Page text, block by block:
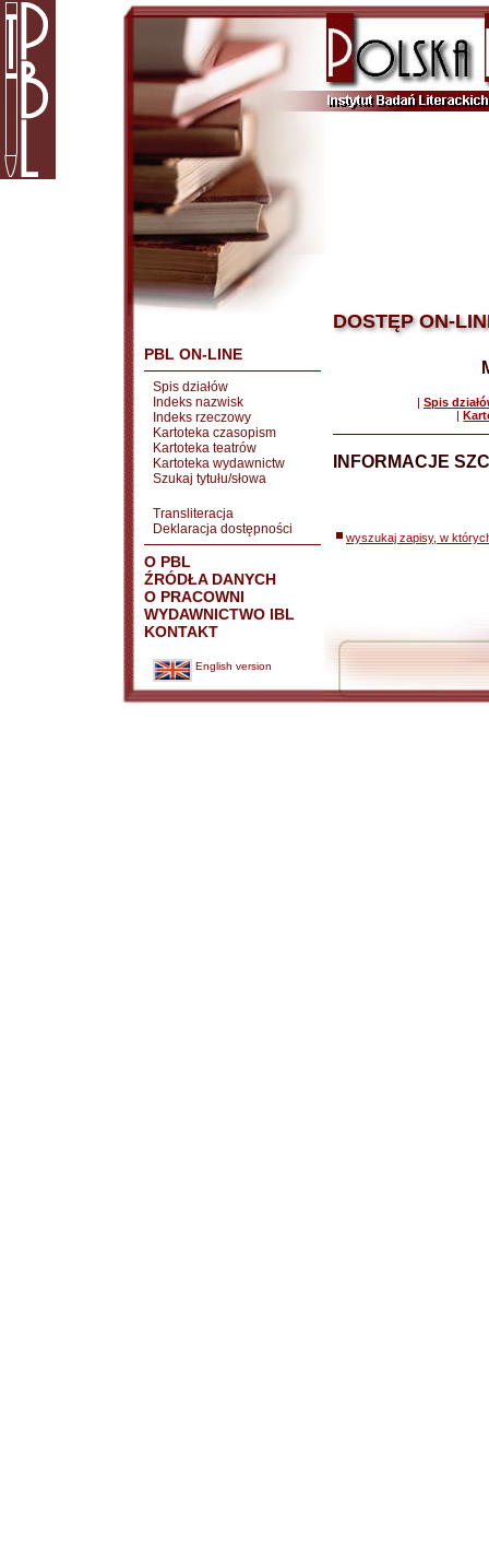
PBL ON-LINE
Spis działów
Indeks nazwisk
Indeks rzeczowy
Kartoteka czasopism
Kartoteka teatrów
Kartoteka wydawnictw
Szukaj tytułu/słowa
Transliteracja
Deklaracja dostępności
O PBL
ŹRÓDŁA DANYCH
O PRACOWNI
WYDAWNICTWO IBL
KONTAKT
English version
DOSTĘP ON-
| Spis
|
INFORMACJE
wyszukaj zapisy, w